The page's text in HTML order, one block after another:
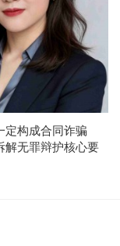
定构成合同诈骗
解无罪辩护核心要